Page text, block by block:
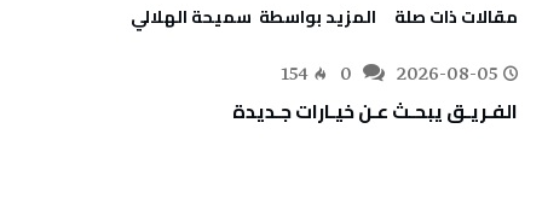
‫مقالات ذات صلة‬ ‫‫المزيد بواسطة‬ ‬ سميحة الهلالي
2026-08-05
154
الفـريـق‭ ‬يبحـث‭ ‬عـن‭ ‬خيـارات‭ ‬جـديدة